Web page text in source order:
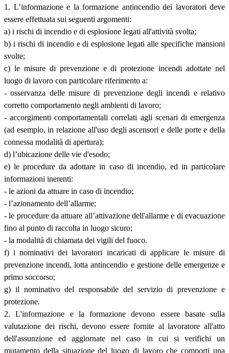
1. L’informazione e la formazione antincendio dei lavoratori deve
essere effettuata sui seguenti argomenti:
a) i rischi di incendio e di esplosione legati all'attività svolta;
b) i rischi di incendio e di esplosione legati alle specifiche mansioni
svolte;
c) le misure di prevenzione e di protezione incendi adottate nel
luogo di lavoro con particolare riferimento a:
- osservanza delle misure di prevenzione degli incendi e relativo
corretto comportamento negli ambienti di lavoro;
- accorgimenti comportamentali correlati agli scenari di emergenza
(ad esempio, in relazione all'uso degli ascensori e delle porte e della
connessa modalità di apertura);
d) l’ubicazione delle vie d'esodo;
e) le procedure da adottare in caso di incendio, ed in particolare
informazioni inerenti:
- le azioni da attuare in caso di incendio;
- l’azionamento dell’allarme;
- le procedure da attuare all’attivazione dell'allarme e di evacuazione
fino al punto di raccolta in luogo sicuro;
- la modalità di chiamata dei vigili del fuoco.
f) i nominativi dei lavoratori incaricati di applicare le misure di
prevenzione incendi, lotta antincendio e gestione delle emergenze e
primo soccorso;
g) il nominativo del responsabile del servizio di prevenzione e
protezione.
2. L'informazione e la formazione devono essere basate sulla
valutazione dei rischi, devono essere fornite al lavoratore all'atto
dell'assunzione ed aggiornate nel caso in cui si verifichi un
mutamento della situazione del luogo di lavoro che comporti una